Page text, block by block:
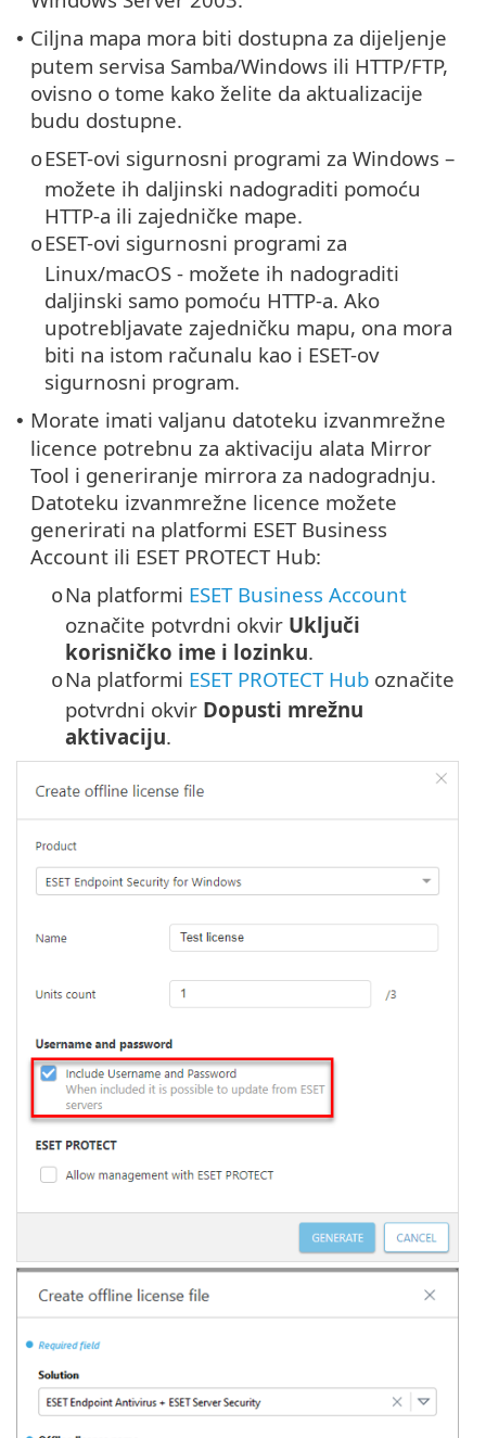
• Ciljna mapa mora biti dostupna za dijeljenje
putem servisa Samba/Windows ili HTTP/FTP,
ovisno o tome kako želite da aktualizacije
budu dostupne.
oESET-ovi sigurnosni programi za Windows –
možete ih daljinski nadograditi pomoću
HTTP-a ili zajedničke mape.
oESET-ovi sigurnosni programi za
Linux/macOS - možete ih nadograditi
daljinski samo pomoću HTTP-a. Ako
upotrebljavate zajedničku mapu, ona mora
biti na istom računalu kao i ESET-ov
sigurnosni program.
• Morate imati valjanu datoteku izvanmrežne
licence potrebnu za aktivaciju alata Mirror
Tool i generiranje mirrora za nadogradnju.
Datoteku izvanmrežne licence možete
generirati na platformi ESET Business
Account ili ESET PROTECT Hub:
oNa platformi ESET Business Account
označite potvrdni okvir Uključi
korisničko ime i lozinku.
oNa platformi ESET PROTECT Hub označite
potvrdni okvir Dopusti mrežnu
aktivaciju.